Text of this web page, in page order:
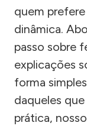
quem
dinâmica.
passo sobre
explicações
forma
daqueles
prática,